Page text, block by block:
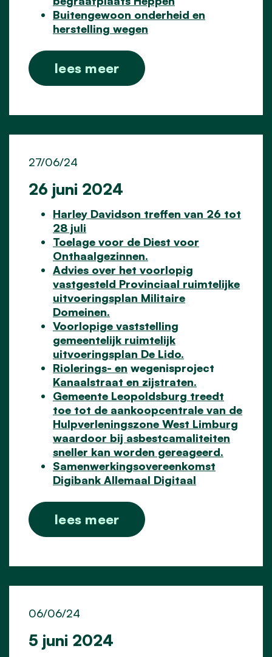
Buitengewoon onderheid en
herstelling wegen
lees meer
26 juni 2024
27/06/24
Harley Davidson treffen van 26 tot
28 juli
Toelage voor de Diest voor
Onthaalgezinnen.
Advies over het voorlopig
vastgesteld Provinciaal ruimtelijke
uitvoeringsplan Militaire
Domeinen.
Voorlopige vaststelling
gemeentelijk ruimtelijk
uitvoeringsplan De Lido.
Riolerings- en wegenisproject
Kanaalstraat en zijstraten.
Gemeente Leopoldsburg treedt
toe tot de aankoopcentrale van de
Hulpverleningszone West Limburg
waardoor bij asbestcamaliteiten
sneller kan worden gereageerd.
Samenwerkingsovereenkomst
Digibank Allemaal Digitaal
lees meer
5 juni 2024
06/06/24